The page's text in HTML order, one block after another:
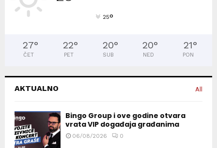
25°
27°
ČET
22°
PET
20°
SUB
20°
NED
21°
PON
AKTUALNO All
Bingo Group i ove godine otvara
vrata VIP događaja građanima
06/08/2026 0